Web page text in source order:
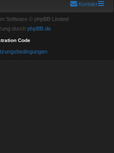
Kontakt
Software © phpBB Limited
durch phpBB.de
Code